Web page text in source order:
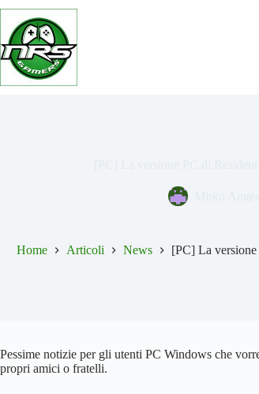
Salta
contenuto
Home Articoli News [PC] La
Pessime notizie per gli utenti PC Windows che
propri amici o fratelli.